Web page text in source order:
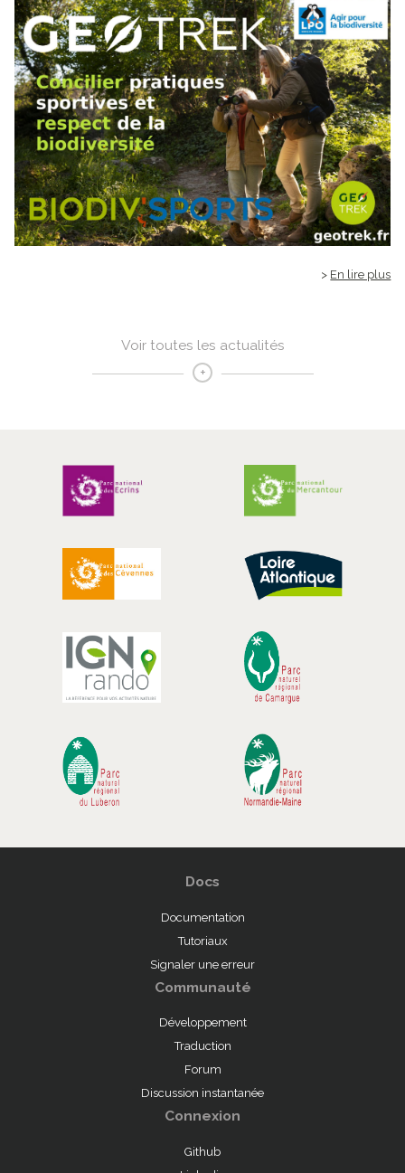
En lire plus
Voir toutes les actualités
Docs
Documentation
Tutoriaux
Signaler une erreur
Communauté
Développement
Traduction
Forum
Discussion instantanée
Connexion
Github